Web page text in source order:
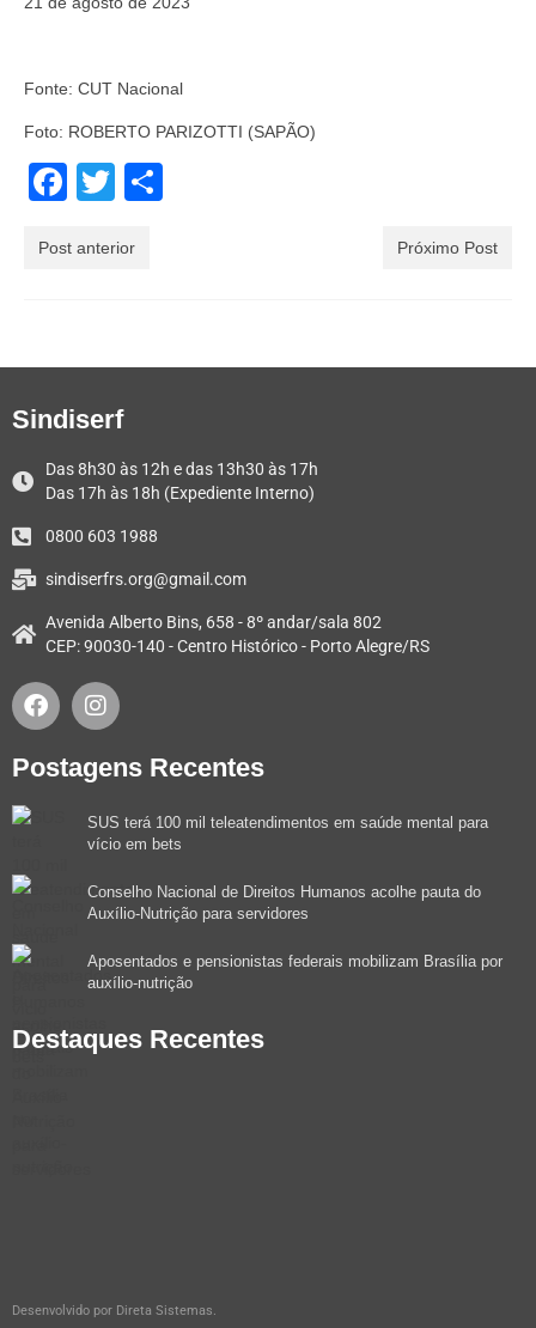
Fonte: CUT Nacional
Foto: ROBERTO PARIZOTTI (SAPÃO)
Facebook
Twitter
Post anterior Próximo Post
Sindiserf
Das 8h30 às 12h e das 13h30 às 17h
Das 17h às 18h (Expediente Interno)
0800 603 1988
sindiserfrs.org@gmail.com
Avenida Alberto Bins, 658 - 8º andar/sala 802
CEP: 90030-140 - Centro Histórico - Porto Alegre/RS
Postagens Recentes
SUS terá 100 mil teleatendimentos em saúde mental para
vício em bets
Conselho Nacional de Direitos Humanos acolhe pauta do
Auxílio-Nutrição para servidores
Aposentados e pensionistas federais mobilizam Brasília por
auxílio-nutrição
Destaques Recentes
Desenvolvido por Direta Sistemas